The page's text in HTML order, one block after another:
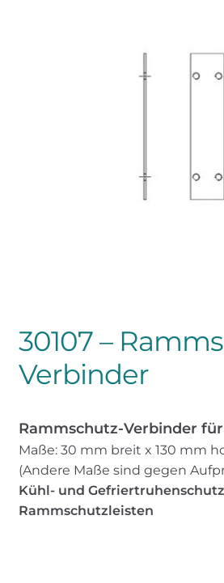
30107 –
Verbinder
Rammschutz-Verbinder für
Maße: 30 mm breit x 130 mm
(Andere Maße sind gegen
Kühl- und Gefriertruhenschutz
Rammschutzleisten